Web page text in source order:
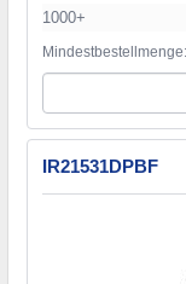
1000+
IR21531DPBF